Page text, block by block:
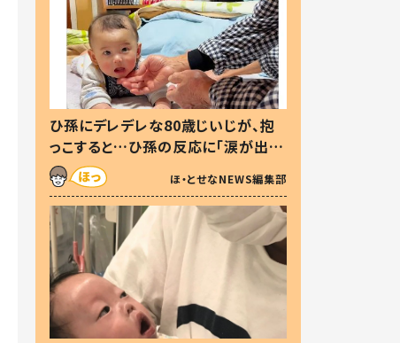
ひ孫にデレデレな80歳じいじが、抱
っこすると…ひ孫の反応に「涙が出ま
した」「可愛くて仕方ない」
ほ・とせなNEWS編集部